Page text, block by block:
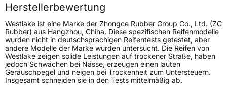
Rollgeräusch (dB) 72
FahrzeugklasseC1
3PMSF / Schneeflockensymbol / Alpine-SymbolJa
EisgripNein
Herstellerbewertung
Westlake ist eine Marke der Zhongce Rubber Group Co., Ltd. (ZC
Rubber) aus Hangzhou, China. Diese spezifischen Reifenmodelle
wurden nicht in deutschsprachigen Reifentests getestet, aber
andere Modelle der Marke wurden untersucht. Die Reifen von
Westlake zeigen solide Leistungen auf trockener Straße, haben
jedoch Schwächen bei Nässe, erzeugen einen lauten
Geräuschpegel und neigen bei Trockenheit zum Untersteuern.
Insgesamt schneiden sie in den Tests mittelmäßig ab.